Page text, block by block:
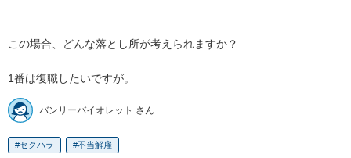
この場合、どんな落とし所が考えられますか？
1番は復職したいですが。
バンリーバイオレット さん
セクハラ 不当解雇